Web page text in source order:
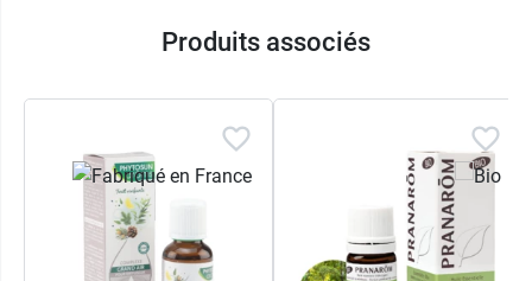
parfumées emballées individuellement.
Produits associés